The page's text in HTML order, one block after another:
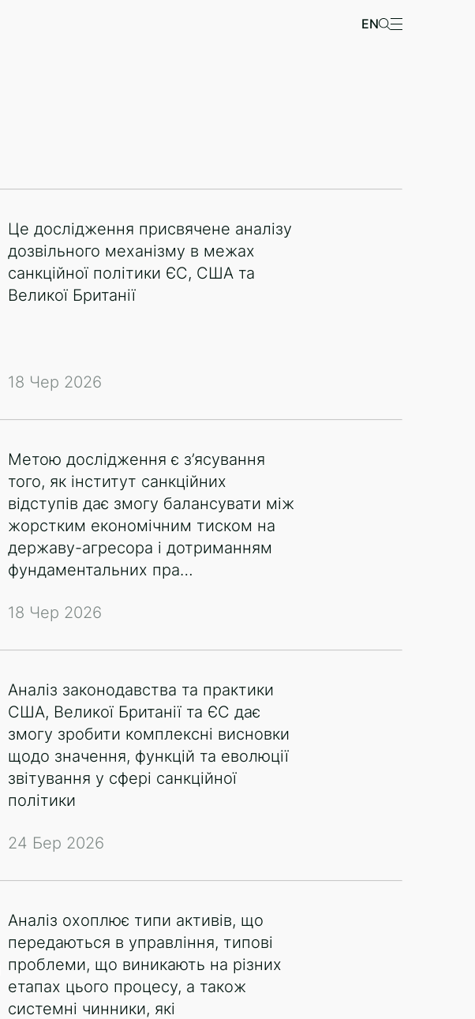
EN
Це дослідження присвячене аналізу
дозвільного механізму в межах
санкційної політики ЄС, США та
Великої Британії
18 Чер 2026
Метою дослідження є з’ясування
того, як інститут санкційних
відступів дає змогу балансувати між
жорстким економічним тиском на
державу-агресора і дотриманням
фундаментальних пра…
18 Чер 2026
Аналіз законодавства та практики
США, Великої Британії та ЄС дає
змогу зробити комплексні висновки
щодо значення, функцій та еволюції
звітування у сфері санкційної
політики
24 Бер 2026
Аналіз охоплює типи активів, що
передаються в управління, типові
проблеми, що виникають на різних
етапах цього процесу, а також
системні чинники, які